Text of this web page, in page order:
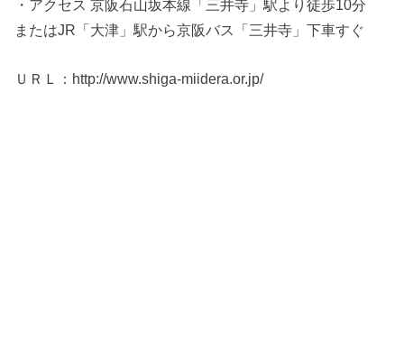
・アクセス 京阪石山坂本線「三井寺」駅より徒歩10分
またはJR「大津」駅から京阪バス「三井寺」下車すぐ
ＵＲＬ：http://www.shiga-miidera.or.jp/